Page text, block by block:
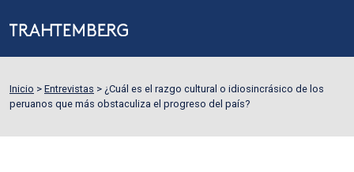
Inicio > Entrevistas > ¿Cuál es el razgo cultural o idiosincrásico de los
peruanos que más obstaculiza el progreso del país?